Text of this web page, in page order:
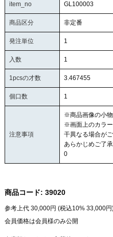
item_no GL100003
商品区分 非定番
発注単位 1
入数 1
1pcsの才数 3.467455
個口数 1
注意事項
※商品画像の小物
※画面上のカラ
干異なる場合がご
あらかじめご了
0
商品コード: 39020
参考上代 30,000円 (税込10% 33,000円
会員価格は会員様のみ公開